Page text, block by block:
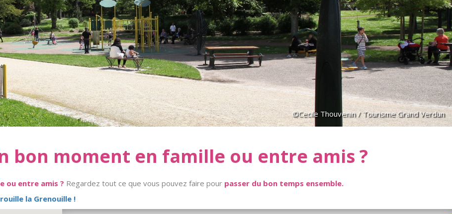
©Cecile Thouvenin / Tourisme Grand Verdun
bon moment en famille ou entre amis ?
ou entre amis ? Regardez tout ce que vous pouvez faire pour passer du bon temps ensemble.
la Grenouille !